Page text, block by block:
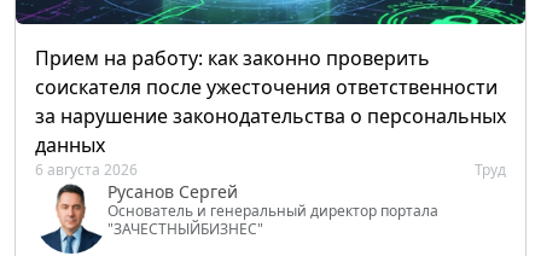
Прием на работу: как законно проверить
соискателя после ужесточения ответственности
за нарушение законодательства о персональных
данных
6 августа 2026 Труд
Русанов Сергей
Основатель и генеральный директор портала
"ЗАЧЕСТНЫЙБИЗНЕС"